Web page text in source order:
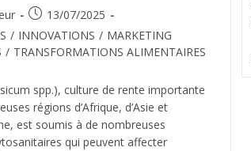
13/07/2025
/ INNOVATIONS / MARKETING
/ TRANSFORMATIONS ALIMENTAIRES
spp.), culture de rente importante
régions d’Afrique, d’Asie et
est soumis à de nombreuses
qui peuvent affecter